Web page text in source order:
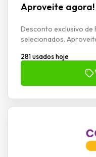
Aproveite agora!
Desconto exclusivo de
selecionados.
281 usados hoje